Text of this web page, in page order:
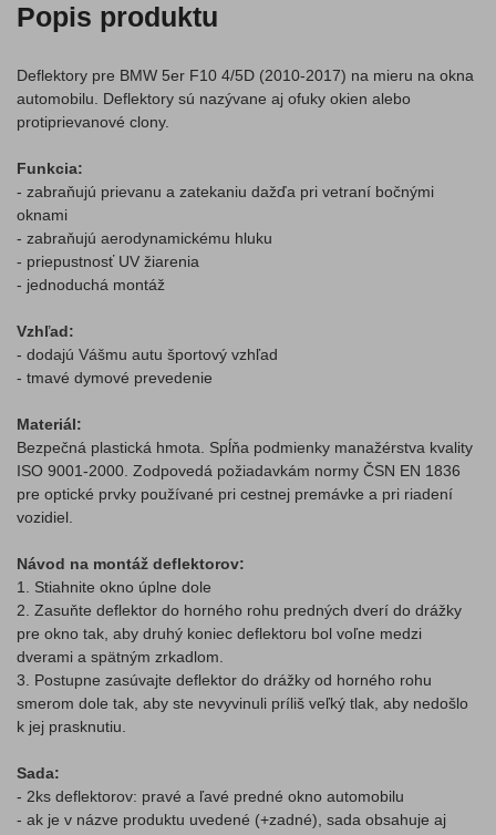
Popis produktu
Deflektory pre BMW 5er F10 4/5D (2010-2017) na mieru na okna
automobilu. Deflektory sú nazývane aj ofuky okien alebo
protiprievanové clony.
Funkcia:
- zabraňujú prievanu a zatekaniu dažďa pri vetraní bočnými
oknami
- zabraňujú aerodynamickému hluku
- priepustnosť UV žiarenia
- jednoduchá montáž
Vzhľad:
- dodajú Vášmu autu športový vzhľad
- tmavé dymové prevedenie
Materiál:
Bezpečná plastická hmota. Spĺňa podmienky manažérstva kvality
ISO 9001-2000. Zodpovedá požiadavkám normy ČSN EN 1836
pre optické prvky používané pri cestnej premávke a pri riadení
vozidiel.
Návod na montáž deflektorov:
1. Stiahnite okno úplne dole
2. Zasuňte deflektor do horného rohu predných dverí do drážky
pre okno tak, aby druhý koniec deflektoru bol voľne medzi
dverami a spätným zrkadlom.
3. Postupne zasúvajte deflektor do drážky od horného rohu
smerom dole tak, aby ste nevyvinuli príliš veľký tlak, aby nedošlo
k jej prasknutiu.
Sada:
- 2ks deflektorov: pravé a ľavé predné okno automobilu
- ak je v názve produktu uvedené (+zadné), sada obsahuje aj